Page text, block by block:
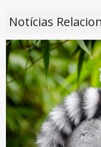
Notícias